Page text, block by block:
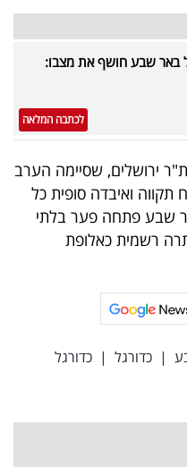
באר שבע חושף את מצבו:
לכתבה המלאה
ירושלים, שסיימה הערב
פתח תקווה ואיבדה סופית כל
שבע פתחה פער בלתי
רשמית כאלופת
| כדורגל | כדורגל